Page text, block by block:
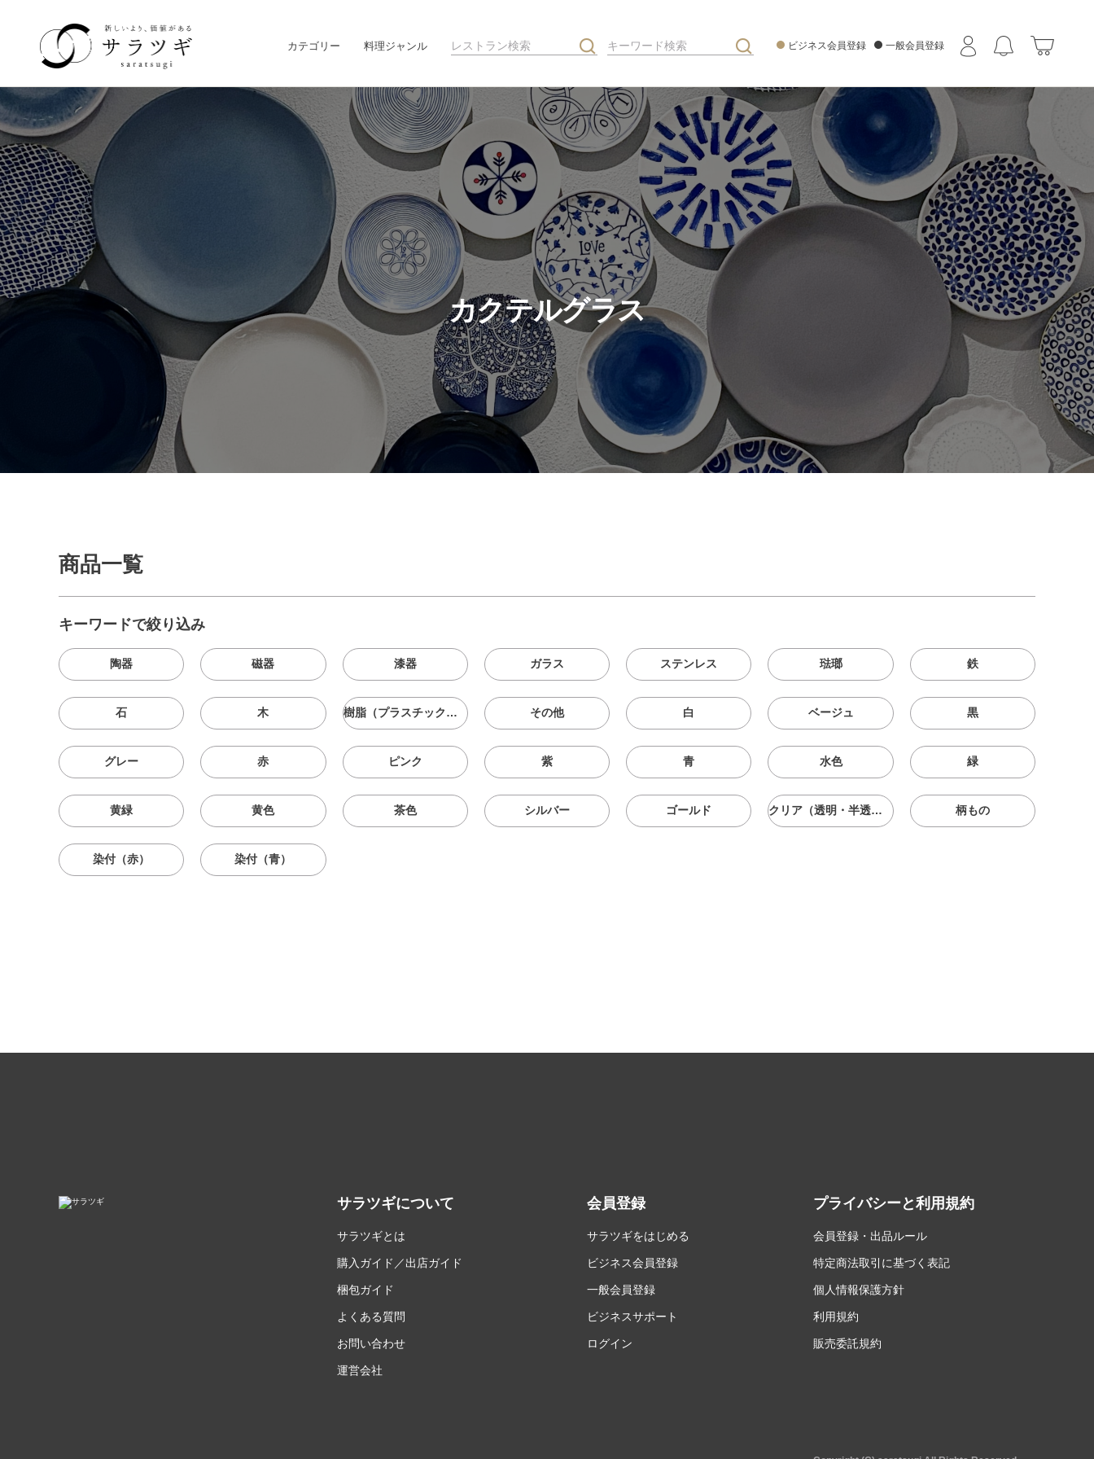
ビジネス会員登録 一般会員登録
カテゴリー 料理ジャンル
カクテルグラス
商品一覧
キーワードで絞り込み
陶器 磁器 漆器 ガラス ステンレス 琺瑯 鉄
石 木 樹脂（プラスチック、メラニン、シリコン等） その他 白 ベージュ 黒
グレー 赤 ピンク 紫 青 水色 緑
黄緑 黄色 茶色 シルバー ゴールド クリア（透明・半透明） 柄もの
染付（赤） 染付（青）
サラツギについて
サラツギとは
購入ガイド／出店ガイド
梱包ガイド
よくある質問
お問い合わせ
運営会社
会員登録
サラツギをはじめる
ビジネス会員登録
一般会員登録
ビジネスサポート
ログイン
プライバシーと利用規約
会員登録・出品ルール
特定商法取引に基づく表記
個人情報保護方針
利用規約
販売委託規約